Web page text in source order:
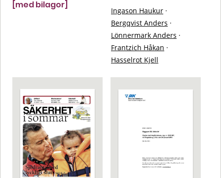
[med bilagor]
Ingason Haukur ·
Bergqvist Anders ·
Lönnermark Anders ·
Frantzich Håkan ·
Hasselrot Kjell